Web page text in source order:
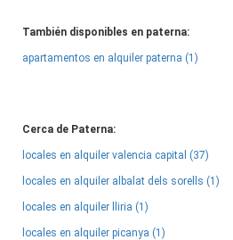
También disponibles en paterna:
apartamentos en alquiler paterna (1)
Cerca de Paterna:
locales en alquiler valencia capital (37)
locales en alquiler albalat dels sorells (1)
locales en alquiler lliria (1)
locales en alquiler picanya (1)